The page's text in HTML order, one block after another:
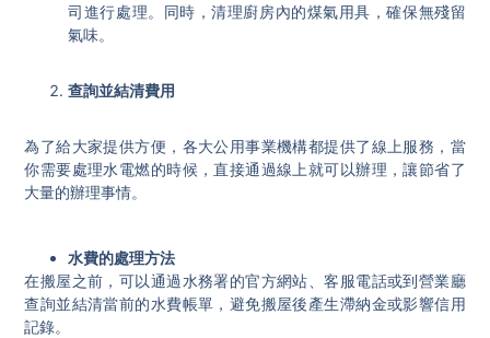
司進行處理。同時，清理廚房內的煤氣用具，確保無殘留
氣味。
查詢並結清費用
為了給大家提供方便，各大公用事業機構都提供了線上服務，當
你需要處理水電燃的時候，直接通過線上就可以辦理，讓節省了
大量的辦理事情。
水費的處理方法
在搬屋之前，可以通過水務署的官方網站、客服電話或到營業廳
查詢並結清當前的水費帳單，避免搬屋後產生滯納金或影響信用
記錄。